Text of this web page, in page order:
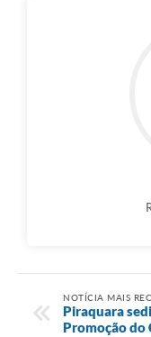
NOTÍCIA MAIS
Piraquara
Promoção